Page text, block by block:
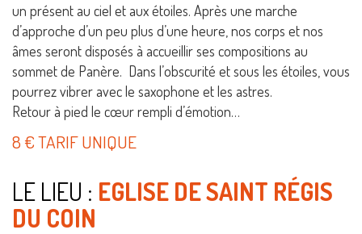
un présent au ciel et aux étoiles. Après une marche
d’approche d’un peu plus d’une heure, nos corps et nos
âmes seront disposés à accueillir ses compositions au
sommet de Panère. Dans l’obscurité et sous les étoiles, vous
pourrez vibrer avec le saxophone et les astres.
Retour à pied le cœur rempli d’émotion…
8 € TARIF UNIQUE
LE LIEU : EGLISE DE SAINT RÉGIS
DU COIN